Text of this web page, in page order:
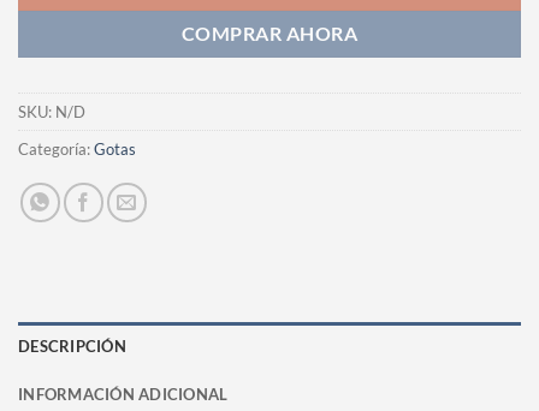
COMPRAR AHORA
SKU: N/D
Categoría:Gotas
DESCRIPCIÓN
INFORMACIÓN ADICIONAL